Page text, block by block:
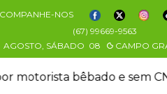
NOS
(67) 99669-9563
AGOSTO, SÁBADO 08 CAMPO
motorista bêbado e sem